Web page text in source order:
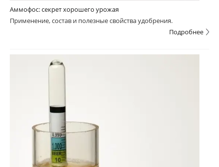
Аммофос: секрет хорошего урожая
Применение, состав и полезные свойства удобрения.
Подробнее